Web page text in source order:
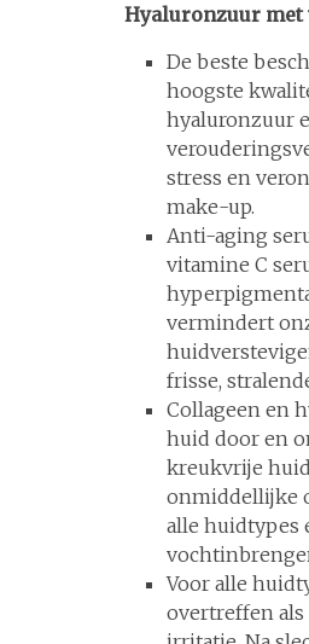
Hyaluronzuur met
De beste
hoogste
hyaluronzuur
stress en
make-up.
Anti-aging
vitamine C
vermindert
frisse,
Collageen en
huid door en
kreukvrije
onmiddellijke
alle huidtypes
Voor alle
overtreffen als